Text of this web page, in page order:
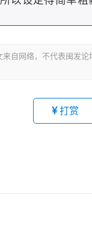
自网络，不代表闽发
打赏